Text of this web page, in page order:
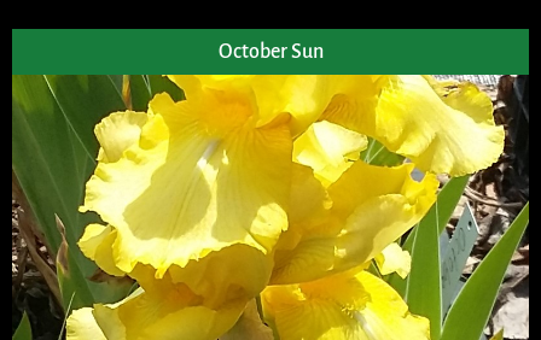
October Sun